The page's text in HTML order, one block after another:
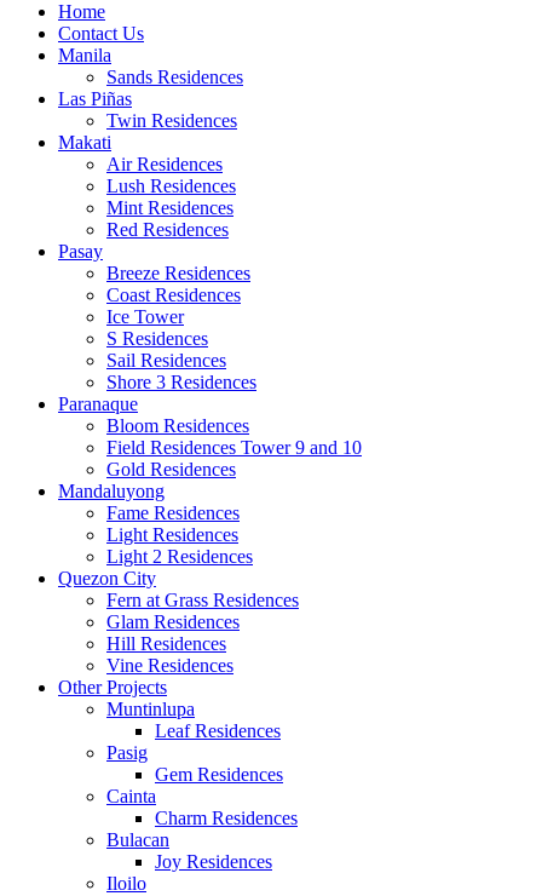
Home
Contact Us
Manila
Sands Residences
Las Piñas
Twin Residences
Makati
Air Residences
Lush Residences
Mint Residences
Red Residences
Pasay
Breeze Residences
Coast Residences
Ice Tower
S Residences
Sail Residences
Shore 3 Residences
Paranaque
Bloom Residences
Field Residences Tower 9 and 10
Gold Residences
Mandaluyong
Fame Residences
Light Residences
Light 2 Residences
Quezon City
Fern at Grass Residences
Glam Residences
Hill Residences
Vine Residences
Other Projects
Muntinlupa
Leaf Residences
Pasig
Gem Residences
Cainta
Charm Residences
Bulacan
Joy Residences
Iloilo